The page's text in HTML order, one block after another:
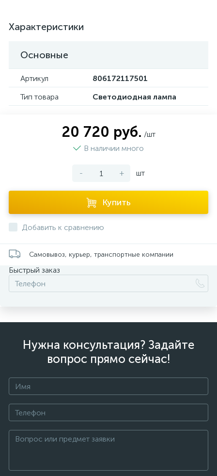
Характеристики
Основные
Артикул
806172117501
Тип товара
Светодиодная лампа
20 720 руб. /шт
В наличии много
- + шт
Купить
Добавить к сравнению
Самовывоз, курьер, транспортные компании
Быстрый заказ
Нужна консультация? Задайте
вопрос прямо сейчас!